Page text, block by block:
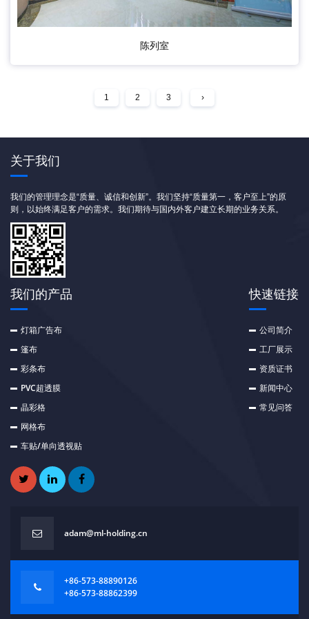
陈列室
1 2 3 ›
关于我们
我们的管理理念是“质量、诚信和创新”。我们坚持“质量第一，客户至上”的原
则，以始终满足客户的需求。我们期待与国内外客户建立长期的业务关系。
我们的产品
灯箱广告布
篷布
彩条布
PVC超透膜
晶彩格
网格布
车贴/单向透视贴
快速链接
公司简介
工厂展示
资质证书
新闻中心
常见问答
adam@ml-holding.cn
+86-573-88890126
+86-573-88862399